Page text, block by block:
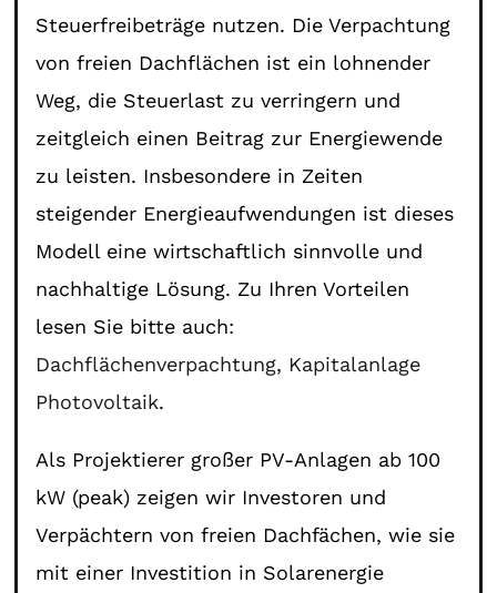
Steuerfreibeträge nutzen. Die Verpachtung
von freien Dachflächen ist ein lohnender
Weg, die Steuerlast zu verringern und
zeitgleich einen Beitrag zur Energiewende
zu leisten. Insbesondere in Zeiten
steigender Energieaufwendungen ist dieses
Modell eine wirtschaftlich sinnvolle und
nachhaltige Lösung. Zu Ihren Vorteilen
lesen Sie bitte auch:
Dachflächenverpachtung, Kapitalanlage
Photovoltaik.
Als Projektierer großer PV-Anlagen ab 100
kW (peak) zeigen wir Investoren und
Verpächtern von freien Dachfächen, wie sie
mit einer Investition in Solarenergie